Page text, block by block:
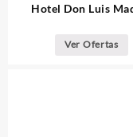
Hotel Don Luis
Ver Ofertas